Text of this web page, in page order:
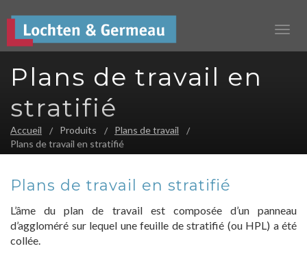
Plans de travail en
stratifié
Accueil Produits
Plans de travail
Plans de travail en stratifié
Plans de travail en stratifié
L’âme du plan de travail est composée d’un panneau
d’aggloméré sur lequel une feuille de stratifié (ou HPL) a été
collée.